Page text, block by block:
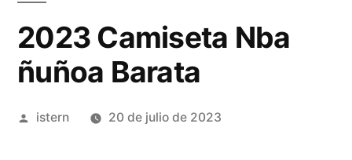
2023 Camiseta Nba
ñuñoa Barata
Publicado
istern 20 de julio de 2023